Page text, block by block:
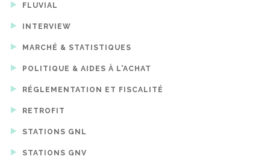
FLUVIAL
INTERVIEW
MARCHÉ & STATISTIQUES
POLITIQUE & AIDES À L'ACHAT
RÉGLEMENTATION ET FISCALITÉ
RETROFIT
STATIONS GNL
STATIONS GNV